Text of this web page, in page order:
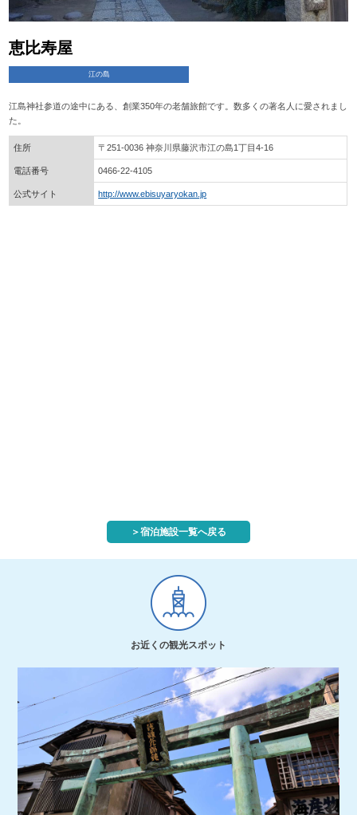
恵比寿屋
江の島
江島神社参道の途中にある、創業350年の老舗旅館です。数多くの著名人に愛されまし
た。
住所 〒251-0036 神奈川県藤沢市江の島1丁目4-16
電話番号 0466-22-4105
公式サイト http://www.ebisuyaryokan.jp
＞宿泊施設一覧へ戻る
お近くの観光スポット